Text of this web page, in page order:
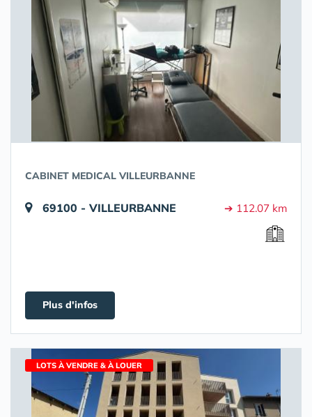
CABINET MEDICAL VILLEURBANNE
69100 - VILLEURBANNE ➔ 112.07 km
Plus d'infos
LOTS À VENDRE & À LOUER